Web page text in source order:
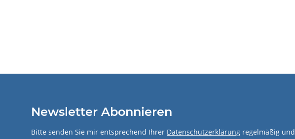
Newsletter Abonnieren
Bitte senden Sie mir entsprechend Ihrer Datenschutzerklärung regelmäßig und